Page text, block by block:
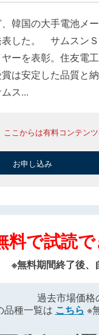
韓国の大手電池メ
表した。 サムスン
ーを表彰。住友電
は安定した品質
ス...
ここからは有料コンテン
お申し込み
料で試読
※無料期間終了後、
過去市場価格
品種一覧は こちら ※